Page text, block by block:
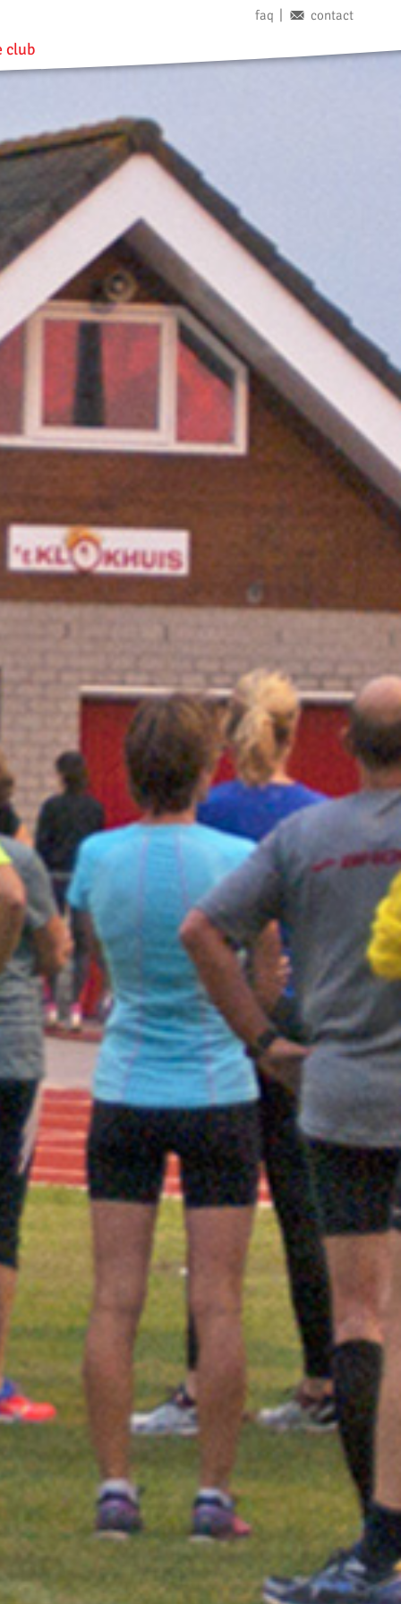
faq contact
club